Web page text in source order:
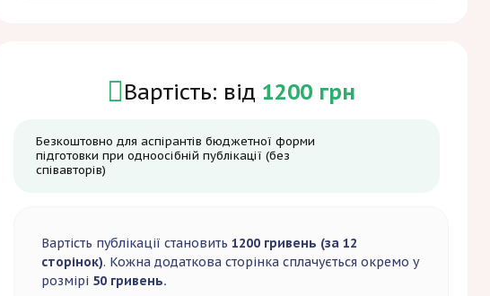
Вартість: від 1200 грн
Безкоштовно для аспірантів бюджетної форми
підготовки при одноосібній публікації (без
співавторів)
Вартість публікації становить 1200 гривень (за 12
сторінок). Кожна додаткова сторінка сплачується окремо у
розмірі 50 гривень.